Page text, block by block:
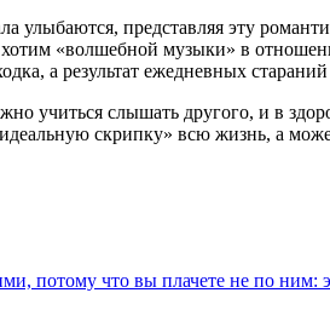
улыбаются, представляя эту
«волшебной музыки» в
а результат ежедневных
учиться слышать другого, и в
скрипку» всю жизнь, а
потому что вы плачете не по ним: